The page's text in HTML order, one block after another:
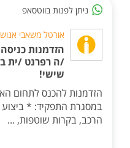
ניתן לפנות בווטסאפ
אורטל משאבי אנוש
הזדמנות
/ה רפרנט /ית
שישי!
הזדמנות להכנס לתחום
במסגרת התפקיד: * ביצוע
הרכב, בקרות שוטפות, ...